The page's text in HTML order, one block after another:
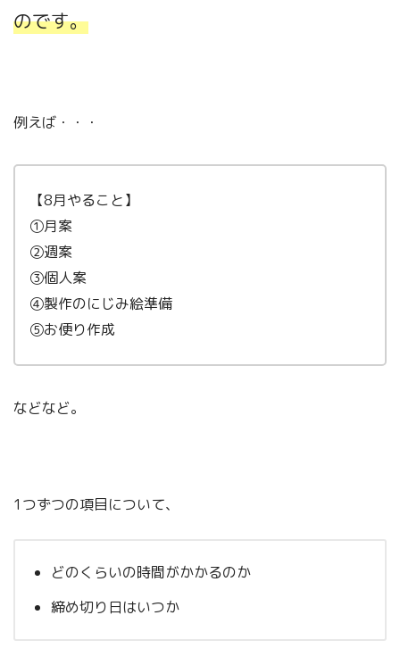
のです。
例えば・・・
【8月やること】
①月案
②週案
③個人案
④製作のにじみ絵準備
⑤お便り作成
などなど。
1つずつの項目について、
どのくらいの時間がかかるのか
締め切り日はいつか